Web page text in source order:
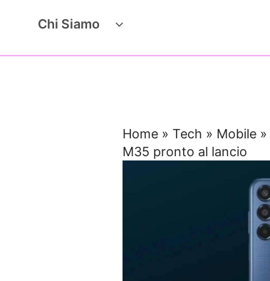
Chi Siamo
Home »Tech » Mobile »
M35 pronto al lancio